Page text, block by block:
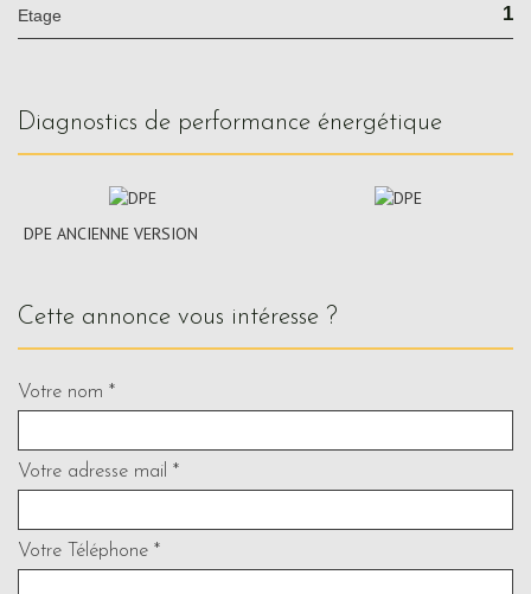
Etage 1
diagnostics de performance énergétique
DPE ANCIENNE VERSION
cette annonce vous intéresse ?
Votre nom *
Votre adresse mail *
Votre Téléphone *